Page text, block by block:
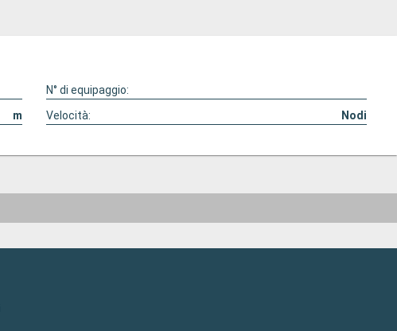
N° di equipaggio:
m Velocità: Nodi